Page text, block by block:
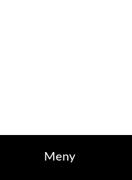
Meny